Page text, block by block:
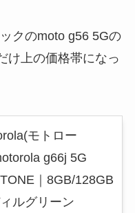
クのmoto g56 5Gの
け上の価格帯になっ
モトロー
g66j 5G
｜8GB/128GB
ィルグリーン